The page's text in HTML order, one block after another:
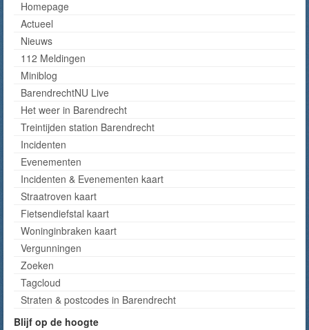
Homepage
Actueel
Nieuws
112 Meldingen
Miniblog
BarendrechtNU Live
Het weer in Barendrecht
Treintijden station Barendrecht
Incidenten
Evenementen
Incidenten & Evenementen kaart
Straatroven kaart
Fietsendiefstal kaart
Woninginbraken kaart
Vergunningen
Zoeken
Tagcloud
Straten & postcodes in Barendrecht
Blijf op de hoogte